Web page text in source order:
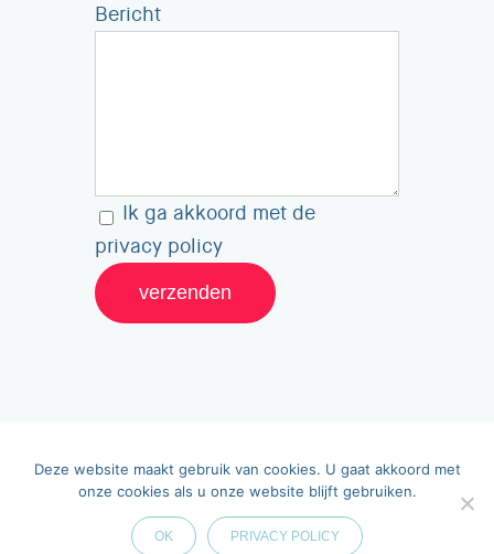
Bericht
Ik ga akkoord met de
privacy policy
© Copyright 2026 van maar advies|privacy
statement
Deze website maakt gebruik van cookies. U gaat akkoord met
onze cookies als u onze website blijft gebruiken.
OK PRIVACY POLICY